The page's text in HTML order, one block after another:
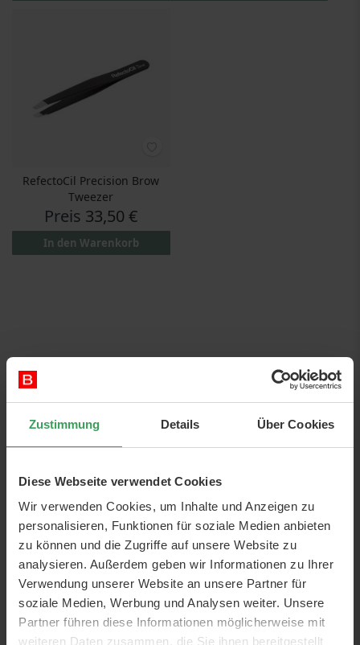
Zustimmung Details Über Cookies
Diese Webseite verwendet Cookies
Wir verwenden Cookies, um Inhalte und Anzeigen zu
personalisieren, Funktionen für soziale Medien anbieten
zu können und die Zugriffe auf unsere Website zu
analysieren. Außerdem geben wir Informationen zu Ihrer
Verwendung unserer Website an unsere Partner für
soziale Medien, Werbung und Analysen weiter. Unsere
Partner führen diese Informationen möglicherweise mit
weiteren Daten zusammen, die Sie ihnen bereitgestellt
RefectoCil Precision Brow
Tweezer
Preis 33,50 €
In den Warenkorb
Alle RefectoCil Produkte sind mit dem Kunden im Zentrum
entwickelt, mit Fokus auf Innovation, Qualität, Haltbarkeit und
einer breiten Farbpallette. RefectoCil ist die führende Marke
in der Welt und ist heute in mehr als 50 Ländern
repräsentiert.RefectoCils Wimpernfarbeund
Augenbrauenfarbeist anerkannt, basiert auf Millionen von
erfolgreichen Ergebnissen und ist seit mehr als 60 Jahren ein